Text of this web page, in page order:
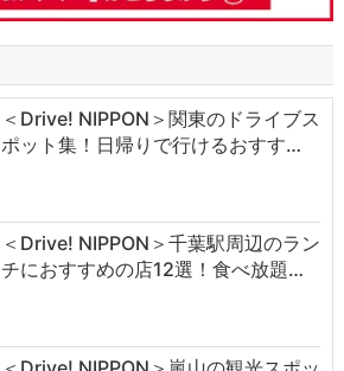
＜Drive! NIPPON＞関東のドライブス
ポット集！日帰りで行けるおすす…
＜Drive! NIPPON＞千葉駅周辺のラン
チにおすすめの店12選！食べ放題…